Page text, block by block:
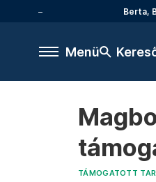
Berta,
Menü
TÁMOGATOTT